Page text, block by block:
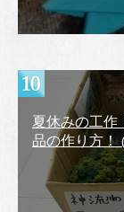
夏休みの工作
品の作り方！